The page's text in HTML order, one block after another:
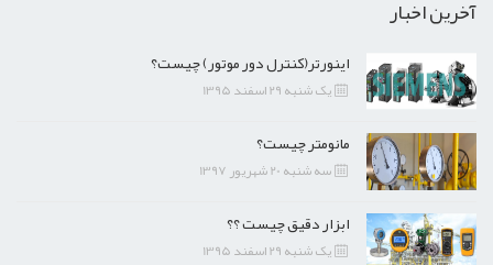
آخرین اخبار
اینورتر(کنترل دور موتور) چیست؟
یک شنبه 29 اسفند 1395
مانومتر چیست؟
سه شنبه 20 شهریور 1397
ابزار دقیق چیست ؟؟
یک شنبه 29 اسفند 1395